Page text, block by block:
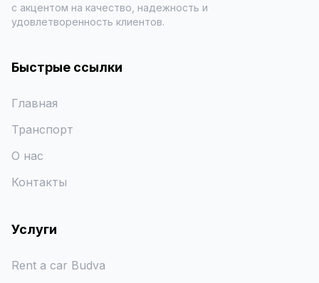
с акцентом на качество, надежность и
удовлетворенность клиентов.
Быстрые ссылки
Главная
Транспорт
О нас
Контакты
Услуги
Rent a car Budva